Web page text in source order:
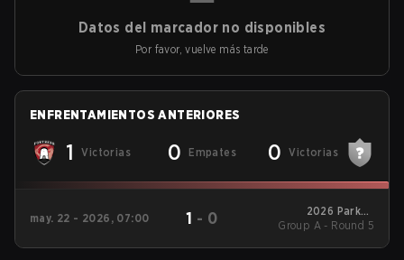
Datos del marcador no disponibles
Por favor, vuelve más tarde
ENFRENTAMIENTOS ANTERIORES
1 Victorias 0 Empates 0 Victorias
may. 22 - 2026, 07:00 1 - 0
2026 Parken
Challenger
Group A - Round 5